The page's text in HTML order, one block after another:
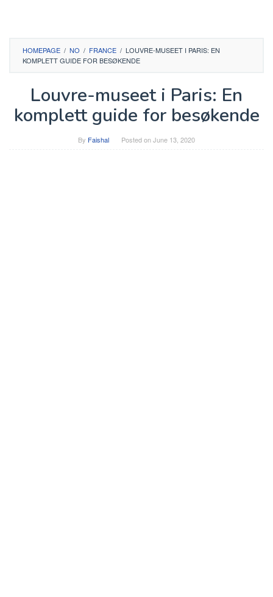
HOMEPAGE / NO / FRANCE / LOUVRE-MUSEET I PARIS: EN
KOMPLETT GUIDE FOR BESØKENDE
Louvre-museet i Paris: En
komplett guide for besøkende
By Faishal Posted onJune 13, 2020